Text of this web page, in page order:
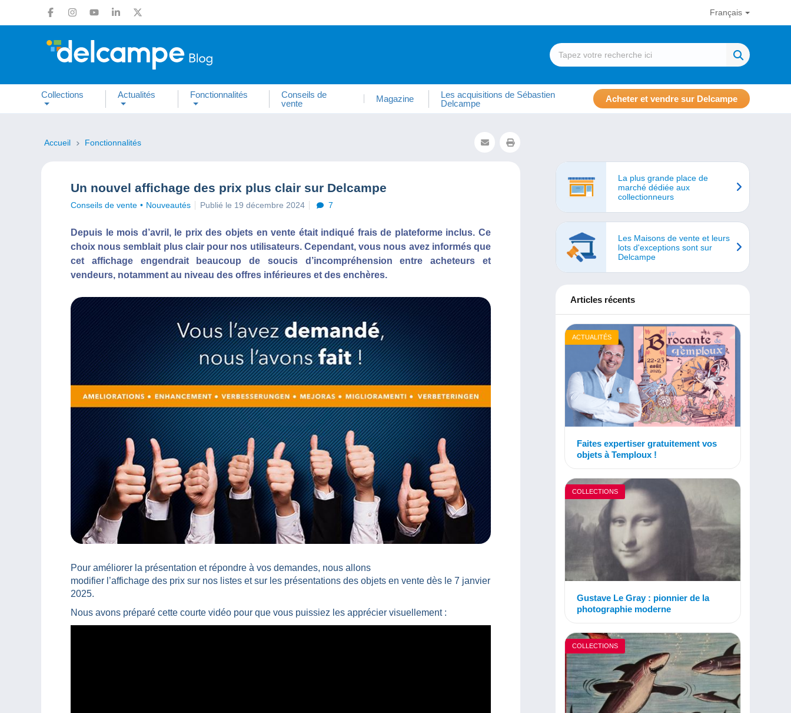
Français
Collections Actualités Fonctionnalités
Conseils de
vente
Magazine
Les acquisitions de Sébastien
Delcampe
Acheter et vendre sur Delcampe
Accueil Fonctionnalités
Un nouvel affichage des prix plus clair sur Delcampe
Conseils de vente Nouveautés Publié le 19 décembre 2024 7
Depuis le mois d’avril, le prix des objets en vente était indiqué frais de plateforme inclus. Ce
choix nous semblait plus clair pour nos utilisateurs. Cependant, vous nous avez informés que
cet affichage engendrait beaucoup de soucis d’incompréhension entre acheteurs et
vendeurs, notamment au niveau des offres inférieures et des enchères.
Pour améliorer la présentation et répondre à vos demandes, nous allons
modifier l’affichage des prix sur nos listes et sur les présentations des objets en vente dès le 7 janvier
2025.
Nous avons préparé cette courte vidéo pour que vous puissiez les apprécier visuellement :
La plus grande place de
marché dédiée aux
collectionneurs
Les Maisons de vente et leurs
lots d'exceptions sont sur
Delcampe
Articles récents
ACTUALITÉS
Faites expertiser gratuitement vos
objets à Temploux !
COLLECTIONS
Gustave Le Gray : pionnier de la
photographie moderne
COLLECTIONS